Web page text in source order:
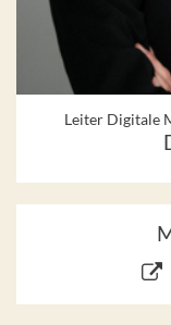
Leiter Digitale